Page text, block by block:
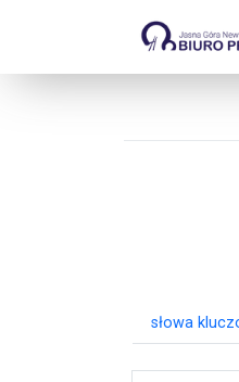
Biuro
słowa